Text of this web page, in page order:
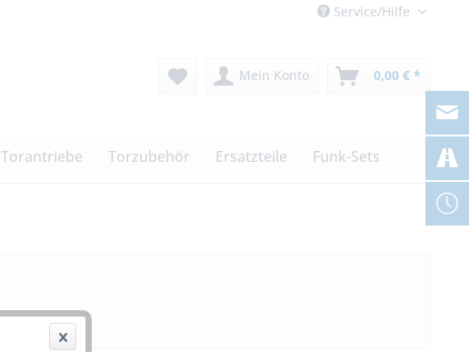
Service/Hilfe
Mein Konto 0,00 € *
Torantriebe Torzubehör Ersatzteile Funk-Sets